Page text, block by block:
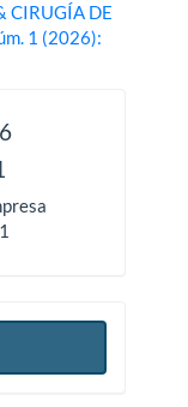
CIRUGÍA DE
1 (2026):